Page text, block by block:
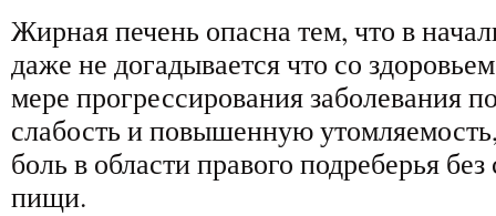
Жирная печень опасна тем, что в
даже не догадывается что со
мере прогрессирования заболевания
слабость и повышенную
боль в области правого подреберья
пищи.